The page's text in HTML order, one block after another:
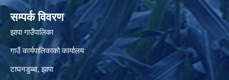
सम्पर्क विवरण
झापा गाउँपालिका
गाउँ कार्यपालिकाको कार्यालय
टाघनडुब्बा, झापा